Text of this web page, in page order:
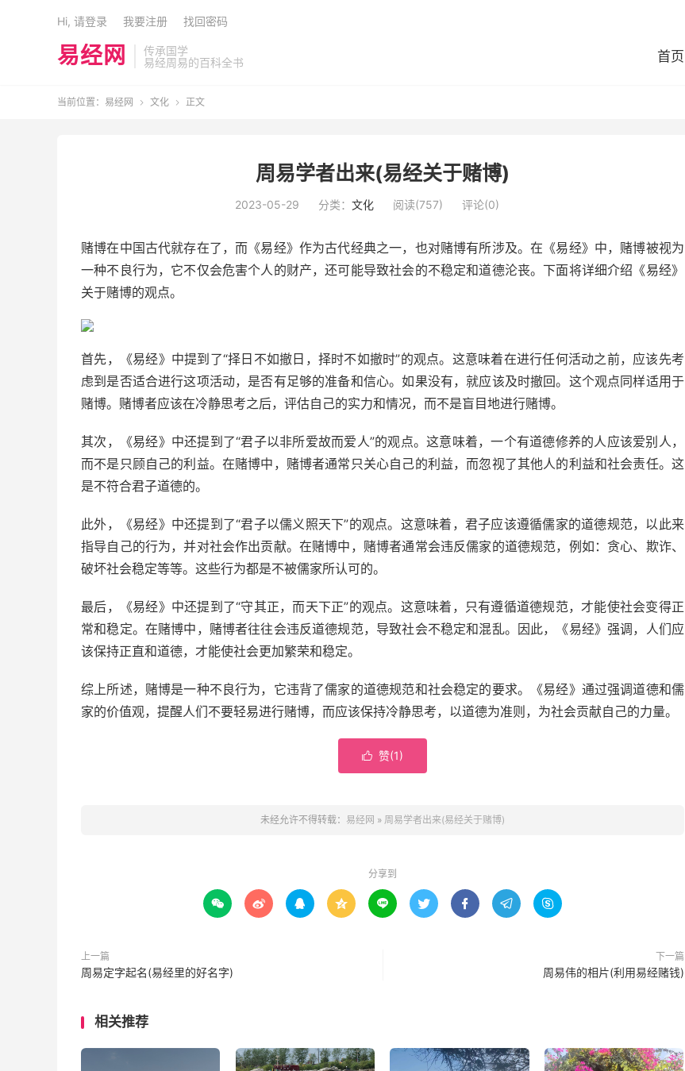
易经网
传承国学
易经周易的百科全书
首页
Hi, 请登录 我要注册 找回密码
当前位置： 易经网  文化  正文
周易学者出来(易经关于赌博)
2023-05-29 分类： 文化 阅读(757) 评论(0)
赌博在中国古代就存在了，而《易经》作为古代经典之一，也对赌博有所涉及。在《易经》中，赌博被视为
一种不良行为，它不仅会危害个人的财产，还可能导致社会的不稳定和道德沦丧。下面将详细介绍《易经》
关于赌博的观点。
首先，《易经》中提到了“择日不如撤日，择时不如撤时”的观点。这意味着在进行任何活动之前，应该先考
虑到是否适合进行这项活动，是否有足够的准备和信心。如果没有，就应该及时撤回。这个观点同样适用于
赌博。赌博者应该在冷静思考之后，评估自己的实力和情况，而不是盲目地进行赌博。
其次，《易经》中还提到了“君子以非所爱故而爱人”的观点。这意味着，一个有道德修养的人应该爱别人，
而不是只顾自己的利益。在赌博中，赌博者通常只关心自己的利益，而忽视了其他人的利益和社会责任。这
是不符合君子道德的。
此外，《易经》中还提到了“君子以儒义照天下”的观点。这意味着，君子应该遵循儒家的道德规范，以此来
指导自己的行为，并对社会作出贡献。在赌博中，赌博者通常会违反儒家的道德规范，例如：贪心、欺诈、
破坏社会稳定等等。这些行为都是不被儒家所认可的。
最后，《易经》中还提到了“守其正，而天下正”的观点。这意味着，只有遵循道德规范，才能使社会变得正
常和稳定。在赌博中，赌博者往往会违反道德规范，导致社会不稳定和混乱。因此，《易经》强调，人们应
该保持正直和道德，才能使社会更加繁荣和稳定。
综上所述，赌博是一种不良行为，它违背了儒家的道德规范和社会稳定的要求。《易经》通过强调道德和儒
家的价值观，提醒人们不要轻易进行赌博，而应该保持冷静思考，以道德为准则，为社会贡献自己的力量。
 赞(1)
未经允许不得转载： 易经网 » 周易学者出来(易经关于赌博)
分享到
        
上一篇
周易定字起名(易经里的好名字)
下一篇
周易伟的相片(利用易经赌钱)
相关推荐